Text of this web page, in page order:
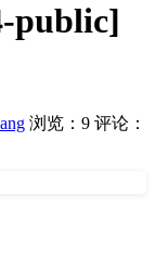
public]
浏览：9 评论：